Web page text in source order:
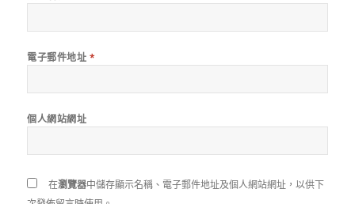
電子郵件地址 *
個人網站網址
在瀏覽器中儲存顯示名稱、電子郵件地址及個人網站網址，以供下